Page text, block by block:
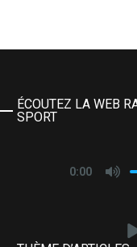
ÉCOUTEZ LA WEB
SPORT
0:00